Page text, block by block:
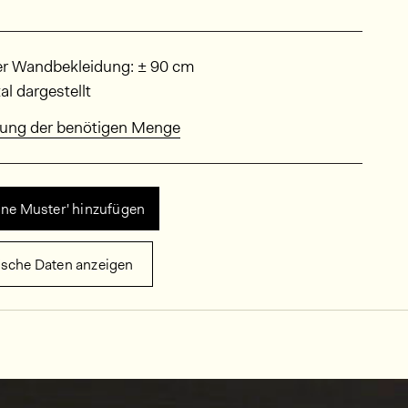
Wandbekleidung: ± 90 cm
dargestellt
der benötigen Menge
Muster' hinzufügen
Daten anzeigen